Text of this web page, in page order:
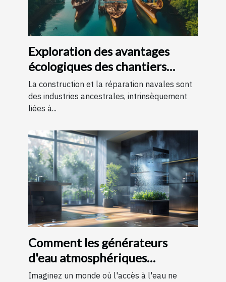
Exploration des avantages
écologiques des chantiers
navals locaux
La construction et la réparation navales sont
des industries ancestrales, intrinsèquement
liées à...
Comment les générateurs
d'eau atmosphériques
favorisent l'autonomie en eau
Imaginez un monde où l'accès à l'eau ne